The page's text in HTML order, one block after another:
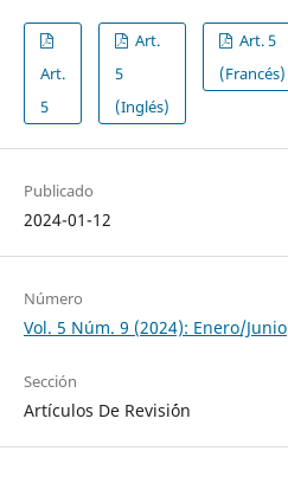
Art.
5
Art.
5
(Inglés)
Art. 5
(Francés)
Publicado
2024-01-12
Número
Vol. 5 Núm. 9 (2024): Enero/Junio
Sección
Artículos De Revisi´ón